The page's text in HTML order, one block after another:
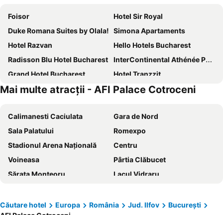
Foisor
Hotel Sir Royal
Duke Romana Suites by Olala! Simona Apartaments
Hotel Razvan
Hello Hotels Bucharest
Radisson Blu Hotel Bucharest
InterContinental Athénée Palace Bucharest by IHG
Grand Hotel Bucharest
Hotel Tranzzit
Hotel Sir Gara de Nord
Novotel Bucharest City Centre
MyContinental Bucuresti Gara de Nord
ibis Bucharest Politehnica
Holiday Inn Bucharest - Times By Ihg
RIN Airport Hotel
ibis Styles Bucharest City Center
Hilton Garden Inn Bucharest Old Town
Pullman Bucharest World Trade Center
Monte Carlo Palace Suites
Arc de Triomphe by CityBookings
Hotel Caro
Hotel Basarab
PeakTure Hotel Bucharest
Mai multe atracții - AFI Palace Cotroceni
Calimanesti Caciulata
Gara de Nord
Sala Palatului
Romexpo
Stadionul Arena Naţională
Centru
Voineasa
Pârtia Clăbucet
Sărata Monteoru
Lacul Vidraru
Domeniul Schiabil Transalpina
Gara Buşteni
Căutare hotel Europa România Jud. Ilfov
București